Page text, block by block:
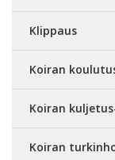
Klippaus
Koiran
Koiran
Koiran